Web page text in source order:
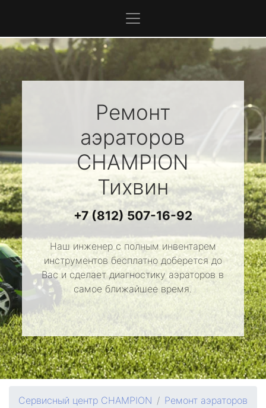
Ремонт
аэраторов
CHAMPION
Тихвин
+7 (812) 507-16-92
Наш инженер с полным инвентарем
инструментов бесплатно доберется до
Вас и сделает диагностику аэраторов в
самое ближайшее время.
Сервисный центр CHAMPION
Ремонт аэраторов